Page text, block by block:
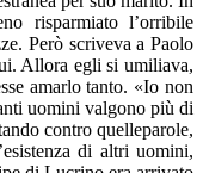
risparmiato l’orribile
Però scriveva a Paolo
Allora egli si umiliava,
amarlo tanto. «Io non
uomini valgono più di
contro quelleparole,
di altri uomini,